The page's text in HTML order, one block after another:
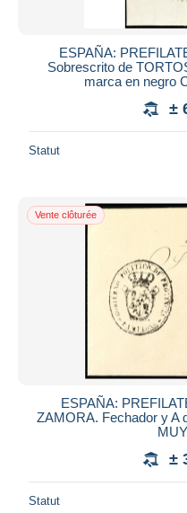
ESPAÑA:
Sobrescrito de
marca en negro
±
Statut
Vente clôturée
ESPAÑA:
ZAMORA. Fechador y A
±
Statut